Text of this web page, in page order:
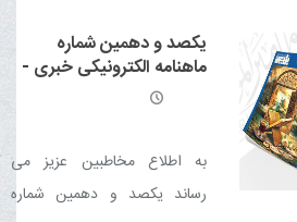
یکصد و دهمین شماره
ماهنامه الکترونیکی خبری -
تحلیلی بلیغ
به اطلاع مخاطبین عزیز می
رساند یکصد و دهمین شماره